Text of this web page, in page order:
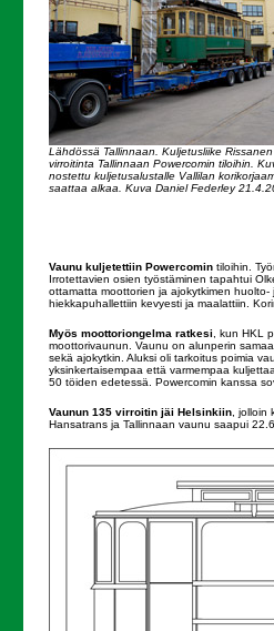
Lähdössä Tallinnaan. Kuljetusliike
virroitinta Tallinnaan Powercomin tiloihin.
nostettu kuljetusalustalle Vallilan
saattaa alkaa. Kuva Daniel Federley
Vaunu kuljetettiin Powercomintiloihin.
Irrotettavien osien työstäminen tapahtui
ottamatta moottorien ja ajokytkimen
hiekkapuhallettiin kevyesti ja maalattiin.
Myös moottoriongelma ratkesi , kun HKL
moottorivaunun. Vaunu on alunperin
sekä ajokytkin. Aluksi oli tarkoitus poimia
yksinkertaisempaa että varmempaa
50 töiden edetessä. Powercomin kanssa
Vaunun 135 virroitin jäi Helsinkiin, jolloin
Hansatrans ja Tallinnaan vaunu saapui